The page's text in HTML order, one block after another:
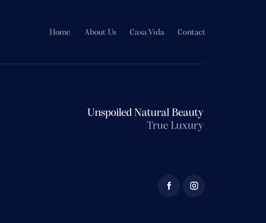
Home About Us Casa Vida Contact
Unspoiled Natural Beauty
True Luxury